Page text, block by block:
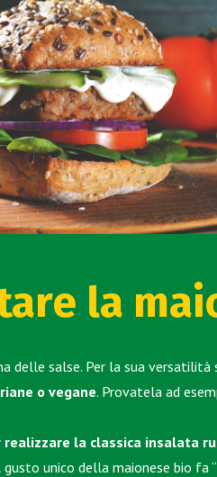
la
delle salse. Per la sua
o vegane. Provatela ad
realizzare la classica insalata
unico della maionese bio fa